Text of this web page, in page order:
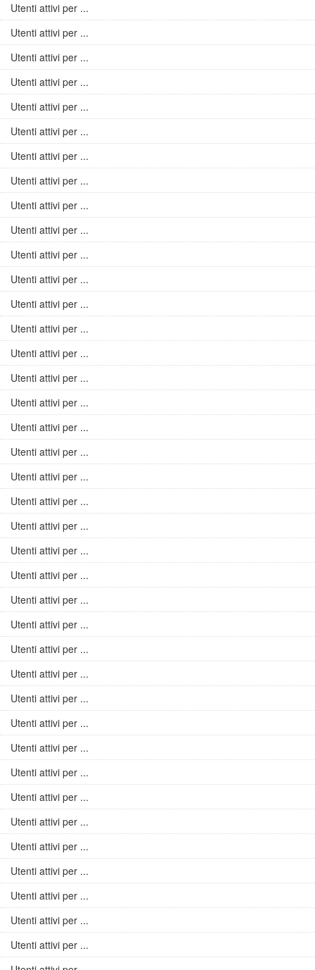
Utenti attivi per ...
Utenti attivi per ...
Utenti attivi per ...
Utenti attivi per ...
Utenti attivi per ...
Utenti attivi per ...
Utenti attivi per ...
Utenti attivi per ...
Utenti attivi per ...
Utenti attivi per ...
Utenti attivi per ...
Utenti attivi per ...
Utenti attivi per ...
Utenti attivi per ...
Utenti attivi per ...
Utenti attivi per ...
Utenti attivi per ...
Utenti attivi per ...
Utenti attivi per ...
Utenti attivi per ...
Utenti attivi per ...
Utenti attivi per ...
Utenti attivi per ...
Utenti attivi per ...
Utenti attivi per ...
Utenti attivi per ...
Utenti attivi per ...
Utenti attivi per ...
Utenti attivi per ...
Utenti attivi per ...
Utenti attivi per ...
Utenti attivi per ...
Utenti attivi per ...
Utenti attivi per ...
Utenti attivi per ...
Utenti attivi per ...
Utenti attivi per ...
Utenti attivi per ...
Utenti attivi per ...